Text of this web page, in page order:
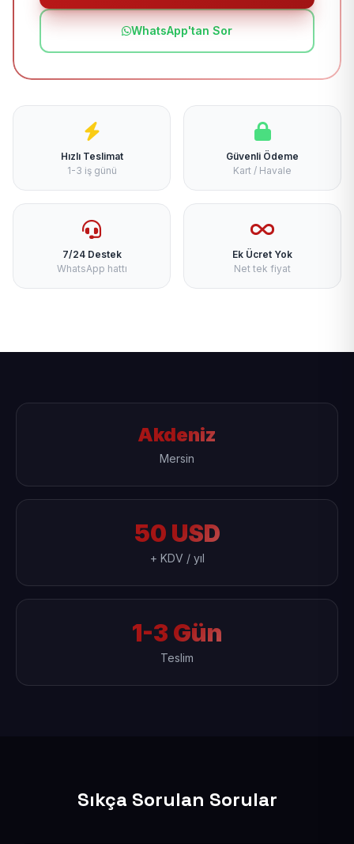
WhatsApp'tan Sor
Hızlı Teslimat
1-3 iş günü
Güvenli Ödeme
Kart / Havale
7/24 Destek
WhatsApp hattı
Ek Ücret Yok
Net tek fiyat
Akdeniz
Mersin
50 USD
+ KDV / yıl
1-3 Gün
Teslim
Sıkça Sorulan Sorular